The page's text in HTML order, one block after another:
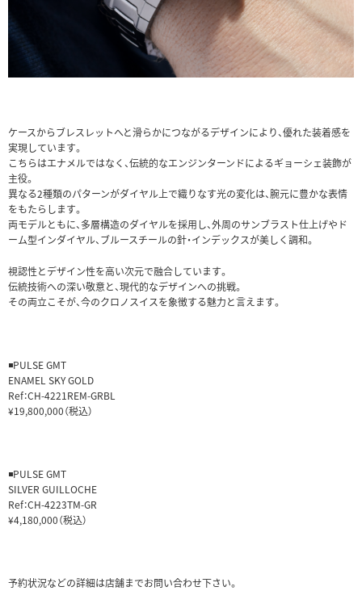
ケースからブレスレットへと滑らかにつながるデザインにより、優れた装着感を
実現しています。
こちらはエナメルではなく、伝統的なエンジンターンドによるギョーシェ装飾が
主役。
異なる2種類のパターンがダイヤル上で織りなす光の変化は、腕元に豊かな表情
をもたらします。
両モデルともに、多層構造のダイヤルを採用し、外周のサンブラスト仕上げやド
ーム型インダイヤル、ブルースチールの針・インデックスが美しく調和。
視認性とデザイン性を高い次元で融合しています。
伝統技術への深い敬意と、現代的なデザインへの挑戦。
その両立こそが、今のクロノスイスを象徴する魅力と言えます。
◾️PULSE GMT
ENAMEL SKY GOLD
Ref：CH-4221REM-GRBL
¥19,800,000（税込）
◾️PULSE GMT
SILVER GUILLOCHE
Ref：CH-4223TM-GR
¥4,180,000（税込）
予約状況などの詳細は店舗までお問い合わせ下さい。